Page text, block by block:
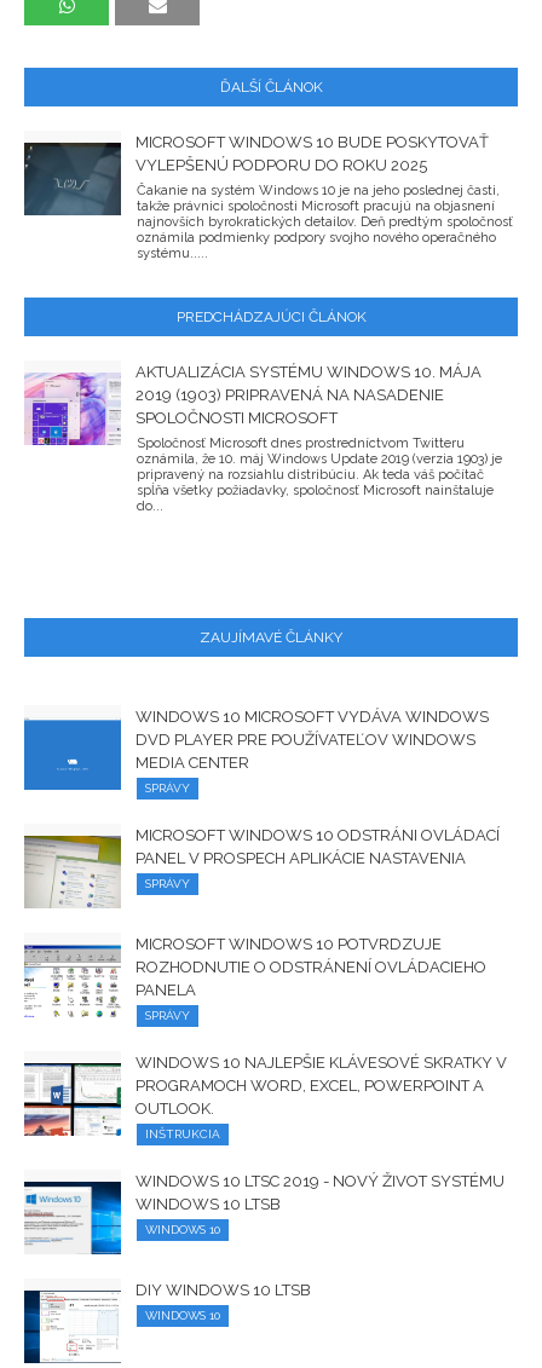
ĎALŠÍ ČLÁNOK
MICROSOFT WINDOWS 10 BUDE POSKYTOVAŤ
VYLEPŠENÚ PODPORU DO ROKU 2025
Čakanie na systém Windows 10 je na jeho poslednej časti,
takže právnici spoločnosti Microsoft pracujú na objasnení
najnovších byrokratických detailov. Deň predtým spoločnosť
oznámila podmienky podpory svojho nového operačného
systému.....
PREDCHÁDZAJÚCI ČLÁNOK
AKTUALIZÁCIA SYSTÉMU WINDOWS 10. MÁJA
2019 (1903) PRIPRAVENÁ NA NASADENIE
SPOLOČNOSTI MICROSOFT
Spoločnosť Microsoft dnes prostredníctvom Twitteru
oznámila, že 10. máj Windows Update 2019 (verzia 1903) je
pripravený na rozsiahlu distribúciu. Ak teda váš počítač
spĺňa všetky požiadavky, spoločnosť Microsoft nainštaluje
do...
ZAUJÍMAVÉ ČLÁNKY
WINDOWS 10 MICROSOFT VYDÁVA WINDOWS
DVD PLAYER PRE POUŽÍVATEĽOV WINDOWS
MEDIA CENTER
SPRÁVY
MICROSOFT WINDOWS 10 ODSTRÁNI OVLÁDACÍ
PANEL V PROSPECH APLIKÁCIE NASTAVENIA
SPRÁVY
MICROSOFT WINDOWS 10 POTVRDZUJE
ROZHODNUTIE O ODSTRÁNENÍ OVLÁDACIEHO
PANELA
SPRÁVY
WINDOWS 10 NAJLEPŠIE KLÁVESOVÉ SKRATKY V
PROGRAMOCH WORD, EXCEL, POWERPOINT A
OUTLOOK.
INŠTRUKCIA
WINDOWS 10 LTSC 2019 - NOVÝ ŽIVOT SYSTÉMU
WINDOWS 10 LTSB
WINDOWS 10
DIY WINDOWS 10 LTSB
WINDOWS 10